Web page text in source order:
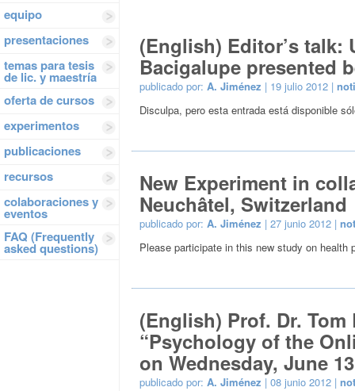
equipo
presentaciones
temas para tesis
de lic. y maestría
oferta de cursos
experimentos
publicaciones
recursos
colaboraciones y
eventos
FAQ (Frequently
asked questions)
(English) Editor’s talk:
Bacigalupe presented
publicado por: A. Jiménez | 19 julio 2012 |
Disculpa, pero esta entrada está disponible
New Experiment in
Neuchâtel, Switzerland
publicado por: A. Jiménez | 27 junio 2012 |
Please participate in this new study on
(English) Prof. Dr. Tom
“Psychology of the
on Wednesday, June
publicado por: A. Jiménez | 08 junio 2012 |